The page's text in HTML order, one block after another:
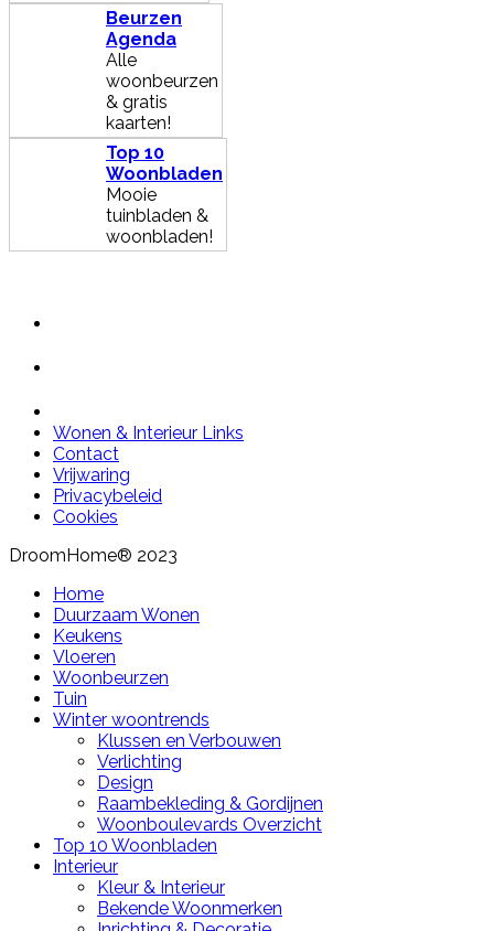
Beurzen
Agenda
Alle
woonbeurzen
& gratis
kaarten!
Top 10
Woonbladen
Mooie
tuinbladen &
woonbladen!
Wonen & Interieur Links
Contact
Vrijwaring
Privacybeleid
Cookies
DroomHome® 2023
Home
Duurzaam Wonen
Keukens
Vloeren
Woonbeurzen
Tuin
Winter woontrends
Klussen en Verbouwen
Verlichting
Design
Raambekleding & Gordijnen
Woonboulevards Overzicht
Top 10 Woonbladen
Interieur
Kleur & Interieur
Bekende Woonmerken